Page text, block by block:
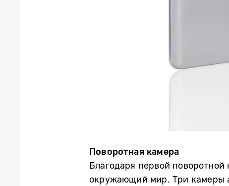
Поворотная камера
Благодаря первой поворотной
окружающий мир. Три камеры